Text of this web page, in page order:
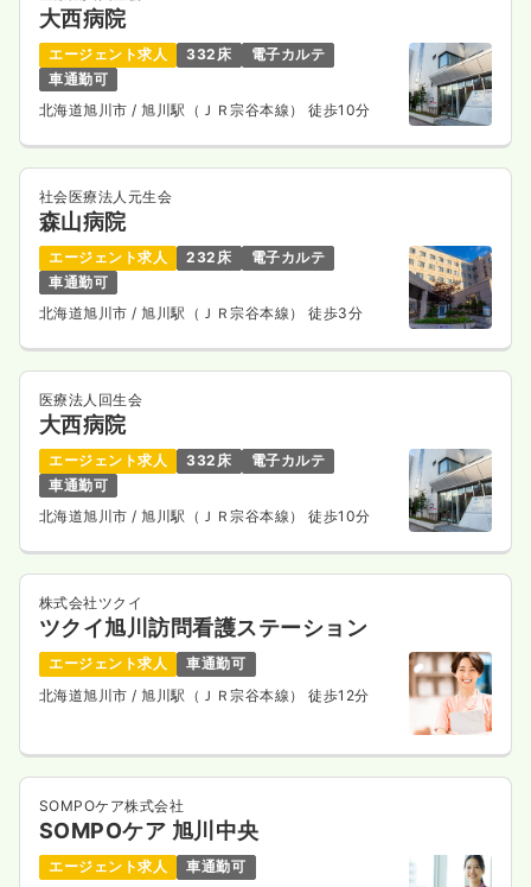
訪問診療正・准看護師 一般病院
日勤のみ（パート） 一時募集休止
給与 時給1,300円〜
日祝休み
担当業務未経験可
気になる 詳細を見る
大西病院
エージェント求人 332床
電子カルテ
車通勤可
北海道旭川市/ 旭川駅（ＪＲ宗谷本線） 徒歩10分
社会医療法人元生会
森山病院
エージェント求人 232床
電子カルテ
車通勤可
北海道旭川市/ 旭川駅（ＪＲ宗谷本線） 徒歩3分
医療法人回生会
大西病院
エージェント求人 332床
電子カルテ
車通勤可
北海道旭川市/ 旭川駅（ＪＲ宗谷本線） 徒歩10分
株式会社ツクイ
ツクイ旭川訪問看護ステーション
エージェント求人
車通勤可
北海道旭川市 / 旭川駅（ＪＲ宗谷本線） 徒歩12分
SOMPOケア株式会社
SOMPOケア 旭川中央
エージェント求人
車通勤可